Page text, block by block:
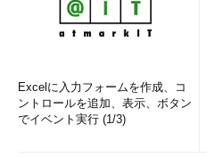
Excelに入力フォームを作成、コ
ントロールを追加、表示、ボタン
でイベント実行 (1/3)